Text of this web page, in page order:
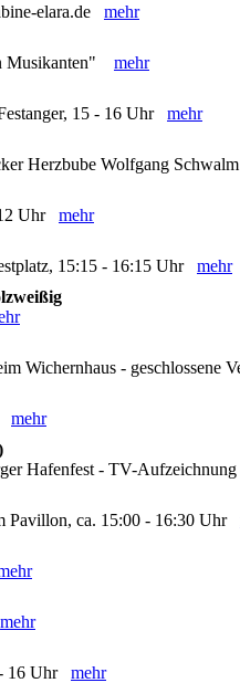
elara.de mehr
Musikanten" mehr
15 - 16 Uhr mehr
Herzbube Wolfgang
Uhr mehr
15:15 - 16:15 Uhr mehr
Wichernhaus - geschlossene
mehr
Hafenfest - TV-
Pavillon, ca. 15:00 - 16:30 Uhr
mehr
16 Uhr mehr